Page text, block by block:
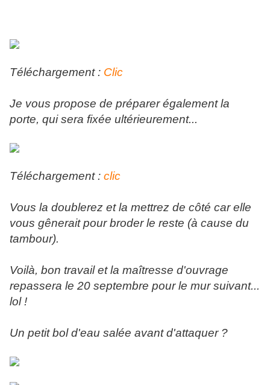
Téléchargement : Clic
Je vous propose de préparer également la
porte, qui sera fixée ultérieurement...
Téléchargement : clic
Vous la doublerez et la mettrez de côté car elle
vous gênerait pour broder le reste (à cause du
tambour).
Voilà, bon travail et la maîtresse d'ouvrage
repassera le 20 septembre pour le mur suivant...
lol !
Un petit bol d'eau salée avant d'attaquer ?